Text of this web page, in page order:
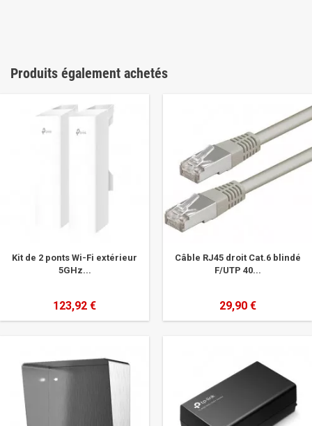
Produits également achetés
Kit de 2 ponts Wi-Fi extérieur
5GHz...
123,92 €
Câble RJ45 droit Cat.6 blindé
F/UTP 40...
29,90 €